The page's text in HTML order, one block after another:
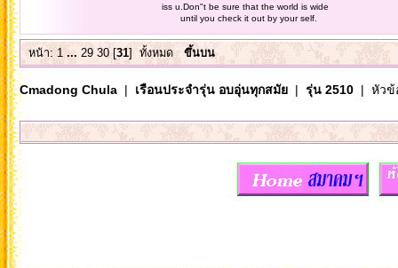
iss u.Don"t be sure that the world is wide
until you check it out by your self.
หน้า:1 ... 29 30[31] ทั้งหมด ขึ้นบน
Cmadong Chula| เรือนประจำรุ่น อบอุ่นทุกสมัย| รุ่น 2510| หัวข้